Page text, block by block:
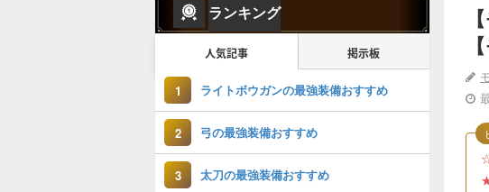
ランキング
人気記事 掲示板
1 ライトボウガンの最強装備おすすめ
2 弓の最強装備おすすめ
3 太刀の最強装備おすすめ